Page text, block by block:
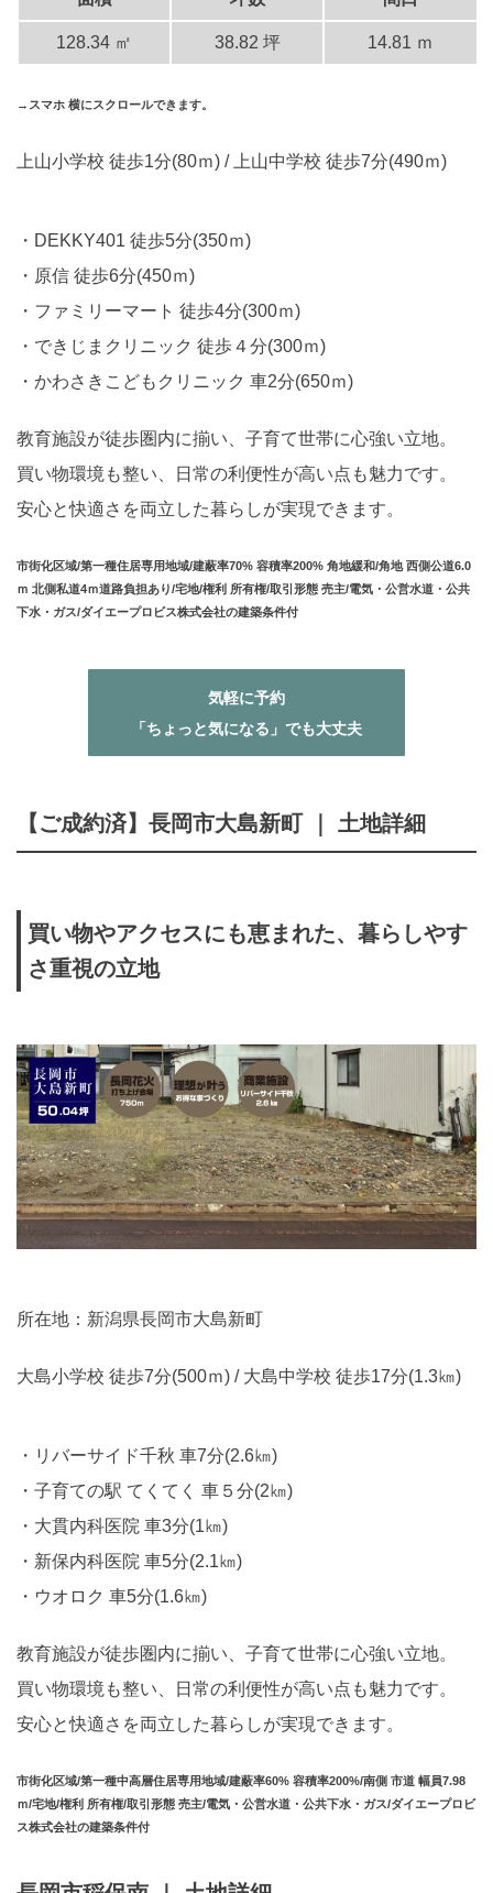
128.34 ㎡ 38.82 坪 14.81 ｍ
→スマホ 横にスクロールできます。
上山小学校 徒歩1分(80ｍ) / 上山中学校 徒歩7分(490ｍ)
DEKKY401 徒歩5分(350ｍ)
原信 徒歩6分(450ｍ)
ファミリーマート 徒歩4分(300ｍ)
できじまクリニック 徒歩４分(300ｍ)
かわさきこどもクリニック 車2分(650ｍ)
教育施設が徒歩圏内に揃い、子育て世帯に心強い立地。
買い物環境も整い、日常の利便性が高い点も魅力です。
安心と快適さを両立した暮らしが実現できます。
市街化区域/第一種住居専用地域/建蔽率70% 容積率200% 角地緩和/角地 西側公道6.0
ｍ 北側私道4ｍ道路負担あり/宅地/権利 所有権/取引形態 売主/電気・公営水道・公共
下水・ガス/ダイエープロビス株式会社の建築条件付
気軽に予約
「ちょっと気になる」でも大丈夫
【ご成約済】長岡市大島新町 ｜ 土地詳細
買い物やアクセスにも恵まれた、暮らしやす
さ重視の立地
所在地：新潟県長岡市大島新町
大島小学校 徒歩7分(500ｍ) / 大島中学校 徒歩17分(1.3㎞)
リバーサイド千秋 車7分(2.6㎞)
子育ての駅 てくてく 車５分(2㎞)
大貫内科医院 車3分(1㎞)
新保内科医院 車5分(2.1㎞)
ウオロク 車5分(1.6㎞)
教育施設が徒歩圏内に揃い、子育て世帯に心強い立地。
買い物環境も整い、日常の利便性が高い点も魅力です。
安心と快適さを両立した暮らしが実現できます。
市街化区域/第一種中高層住居専用地域/建蔽率60% 容積率200%/南側 市道 幅員7.98
ｍ/宅地/権利 所有権/取引形態 売主/電気・公営水道・公共下水・ガス/ダイエープロビ
ス株式会社の建築条件付